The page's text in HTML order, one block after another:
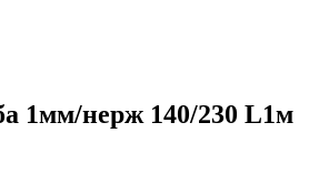
1мм/нерж 140/230 L1м